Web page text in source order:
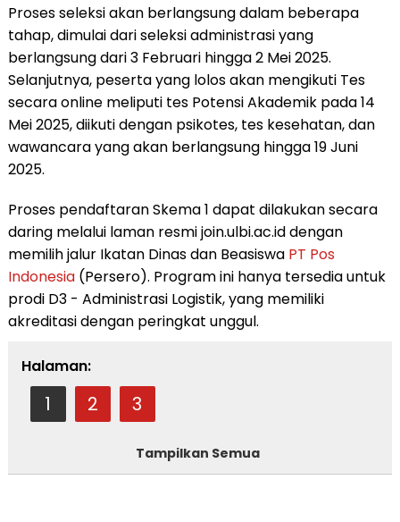
Proses seleksi akan berlangsung dalam beberapa
tahap, dimulai dari seleksi administrasi yang
berlangsung dari 3 Februari hingga 2 Mei 2025.
Selanjutnya, peserta yang lolos akan mengikuti Tes
secara online meliputi tes Potensi Akademik pada 14
Mei 2025, diikuti dengan psikotes, tes kesehatan, dan
wawancara yang akan berlangsung hingga 19 Juni
2025.
Proses pendaftaran Skema 1 dapat dilakukan secara
daring melalui laman resmi join.ulbi.ac.id dengan
memilih jalur Ikatan Dinas dan Beasiswa PT Pos
Indonesia(Persero). Program ini hanya tersedia untuk
prodi D3 - Administrasi Logistik, yang memiliki
akreditasi dengan peringkat unggul.
Halaman:
1 2 3
Tampilkan Semua